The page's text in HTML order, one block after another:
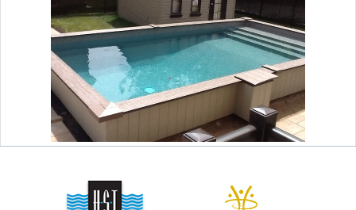
SAUNAS
CONSEILS PERRIN
PARTENAIRES
CONTACT